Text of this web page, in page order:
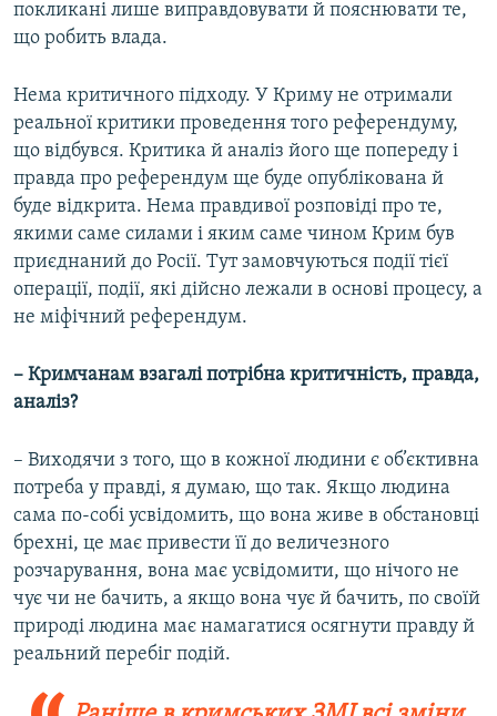
покликані лише виправдовувати й пояснювати те,
що робить влада.
Нема критичного підходу. У Криму не отримали
реальної критики проведення того референдуму,
що відбувся. Критика й аналіз його ще попереду і
правда про референдум ще буде опублікована й
буде відкрита. Нема правдивої розповіді про те,
якими саме силами і яким саме чином Крим був
приєднаний до Росії. Тут замовчуються події тієї
операції, події, які дійсно лежали в основі процесу, а
не міфічний референдум.
– Кримчанам взагалі потрібна критичність, правда,
аналіз?
– Виходячи з того, що в кожної людини є об’єктивна
потреба у правді, я думаю, що так. Якщо людина
сама по-собі усвідомить, що вона живе в обстановці
брехні, це має привести її до величезного
розчарування, вона має усвідомити, що нічого не
чує чи не бачить, а якщо вона чує й бачить, по своїй
природі людина має намагатися осягнути правду й
реальний перебіг подій.